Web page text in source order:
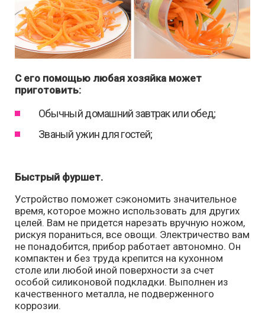
С его помощью любая хозяйка может
приготовить:
Обычный домашний завтрак или обед;
Званый ужин для гостей;
Быстрый фуршет.
Устройство поможет сэкономить значительное
время, которое можно использовать для других
целей. Вам не придется нарезать вручную ножом,
рискуя пораниться, все овощи. Электричество вам
не понадобится, прибор работает автономно. Он
компактен и без труда крепится на кухонном
столе или любой иной поверхности за счет
особой силиконовой подкладки. Выполнен из
качественного металла, не подверженного
коррозии.